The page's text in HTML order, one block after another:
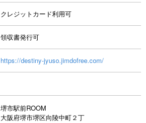
クレジットカード利用可
領収書発行可
https://destiny-jyuso.jimdofree.com/
堺市駅前ROOM
大阪府堺市堺区向陵中町２丁